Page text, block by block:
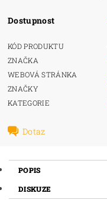
Dostupnost
KÓD PRODUKTU
ZNAČKA
WEBOVÁ STRÁNKA
ZNAČKY
KATEGORIE
Dotaz
POPIS
DISKUZE